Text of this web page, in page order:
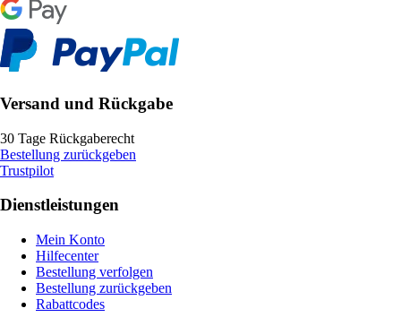
Versand und Rückgabe
30 Tage Rückgaberecht
Bestellung zurückgeben
Trustpilot
Dienstleistungen
Mein Konto
Hilfecenter
Bestellung verfolgen
Bestellung zurückgeben
Rabattcodes